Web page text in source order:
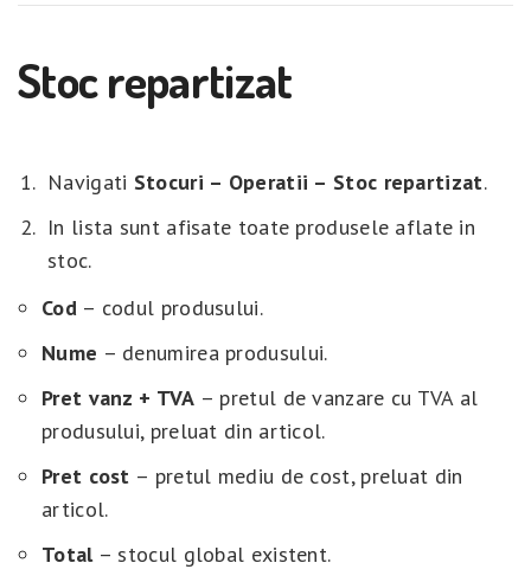
Stoc repartizat
Navigati Stocuri – Operatii – Stoc repartizat.
In lista sunt afisate toate produsele aflate in
stoc.
Cod– codul produsului.
Nume – denumirea produsului.
Pret vanz + TVA – pretul de vanzare cu TVA al
produsului, preluat din articol.
Pret cost – pretul mediu de cost, preluat din
articol.
Total– stocul global existent.